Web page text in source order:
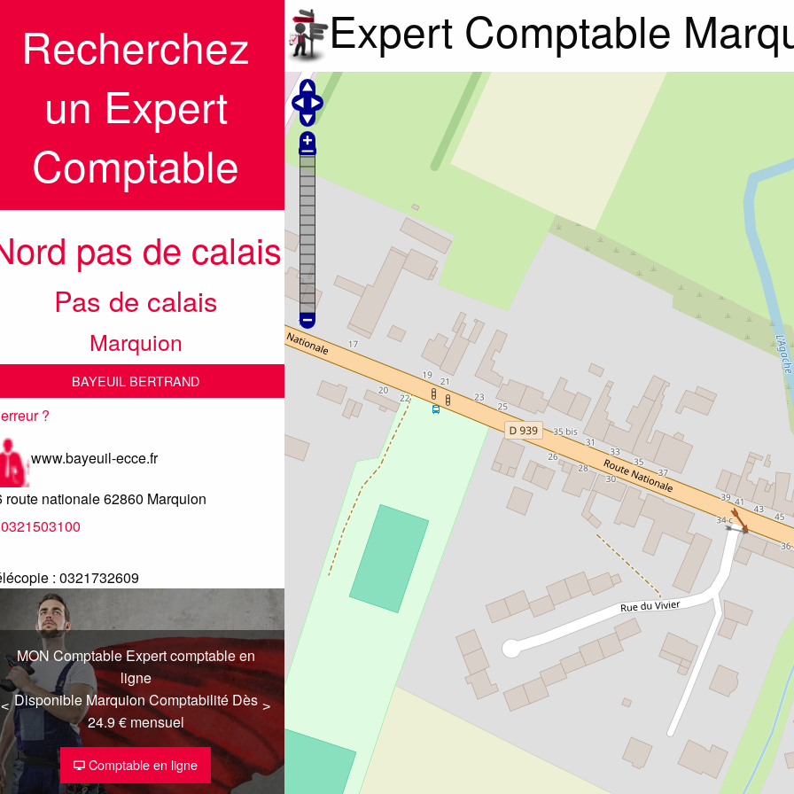
Recherchez
un Expert
Comptable
pas de calais
Pas de calais
Marquion
BAYEUIL BERTRAND
erreur ?
www.bayeuil-ecce.fr
route nationale62860 Marquion
0321503100
: 0321732609
<
< >
>
MON Comptable Expert comptable en
ligne
Disponible Marquion Comptabilité Dès
24.9 € mensuel
Comptable en ligne
Expert Comptable